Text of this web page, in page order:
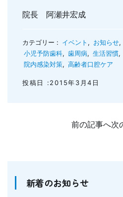
院長 阿瀬井宏成
カテゴリー : イベント , お知らせ,
小児予防歯科, 歯周病, 生活習慣,
院内感染対策, 高齢者口腔ケア
投稿日 :2015年3月4日
前の記事へ次
新着のお知らせ